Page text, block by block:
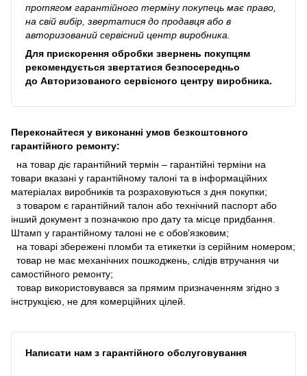
протягом гарантійного терміну покупець має право,
на свій вибір, звертатися до продавця або в
авторизований сервісний центр виробника.
Для прискорення обробки звернень покупцям
рекомендується звертатися безпосередньо
до Авторизованого сервісного центру виробника.
Переконайтеся у виконанні умов безкоштовного
гарантійного ремонту:
на товар діє гарантійний термін – гарантійні терміни на
товари вказані у гарантійному талоні та в інформаційних
матеріалах виробників та розраховуються з дня покупки;
з товаром є гарантійний талон або технічний паспорт або
інший документ з позначкою про дату та місце придбання.
Штамп у гарантійному талоні не є обов'язковим;
на товарі збережені пломби та етикетки із серійним номером;
товар не має механічних пошкоджень, слідів втручання чи
самостійного ремонту;
товар використовувався за прямим призначенням згідно з
інструкцією, не для комерційних цілей.
Написати нам з гарантійного обслуговування